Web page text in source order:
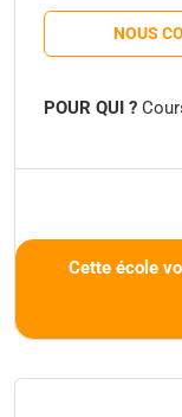
NOUS
POUR QUI ?
Cette école